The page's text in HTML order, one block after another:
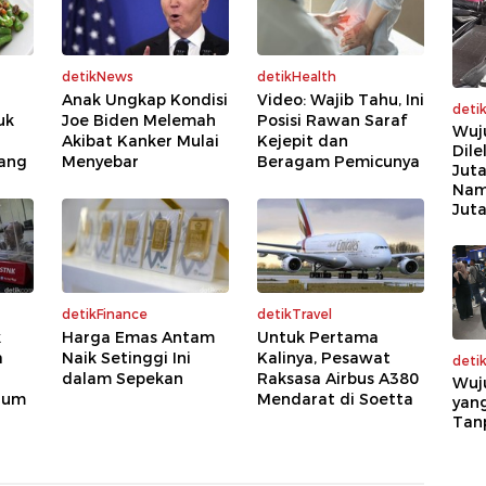
detikNews
Anak Ungkap Kondisi
Joe Biden Melemah
Akibat Kanker Mulai
Menyebar
detikHealth
Video: Wajib Tahu, Ini
Posisi Rawan Saraf
Kejepit dan
Beragam Pemicunya
detikFinance
Harga Emas Antam
Naik Setinggi Ini
dalam Sepekan
detikTravel
Untuk Pertama
Kalinya, Pesawat
Raksasa Airbus A380
Mendarat di Soetta
Juta